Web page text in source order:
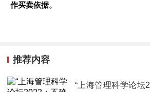
作买卖依据。
推荐内容
“上海管理科学论坛